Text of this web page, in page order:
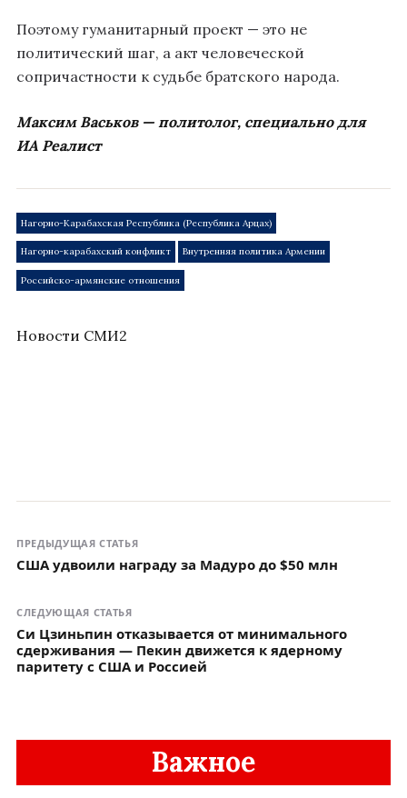
Поэтому гуманитарный проект — это не
политический шаг, а акт человеческой
сопричастности к судьбе братского народа.
Максим Васьков — политолог, специально для
ИА Реалист
Нагорно-Карабахская Республика (Республика Арцах)
Нагорно-карабахский конфликт Внутренняя политика Армении
Российско-армянские отношения
Новости СМИ2
ПРЕДЫДУЩАЯ СТАТЬЯ
США удвоили награду за Мадуро до $50 млн
СЛЕДУЮЩАЯ СТАТЬЯ
Си Цзиньпин отказывается от минимального
сдерживания — Пекин движется к ядерному
паритету с США и Россией
Важное